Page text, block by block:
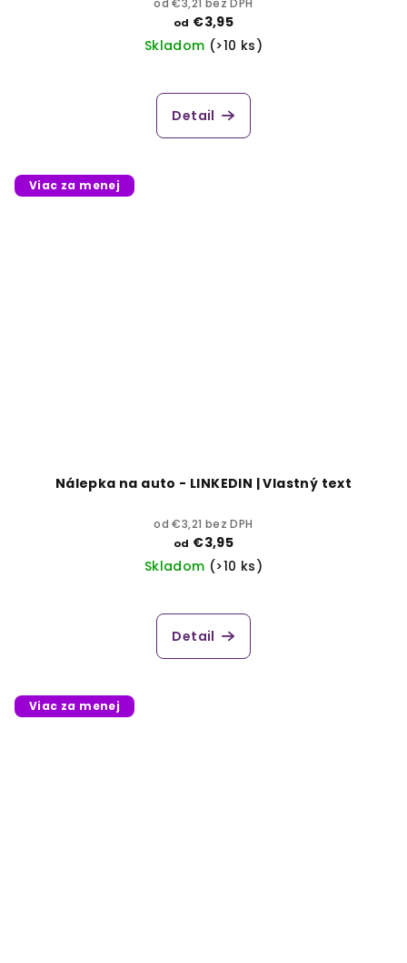
od €3,21 bez DPH
od €3,95
Skladom (>10 ks)
Detail
Viac za menej
Nálepka na auto - LINKEDIN | Vlastný text
od €3,21 bez DPH
od €3,95
Skladom (>10 ks)
Detail
Viac za menej